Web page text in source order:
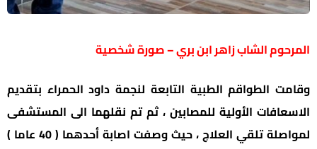
المرحوم الشاب زاهر ابن بري – صورة شخصية
وقامت الطواقم الطبية التابعة لنجمة داود الحمراء بتقديم
الاسعافات الأولية للمصابين ، ثم تم نقلهما الى المستشفى
لمواصلة تلقي العلاج ، حيث وصفت اصابة أحدهما ( 40 عاما )